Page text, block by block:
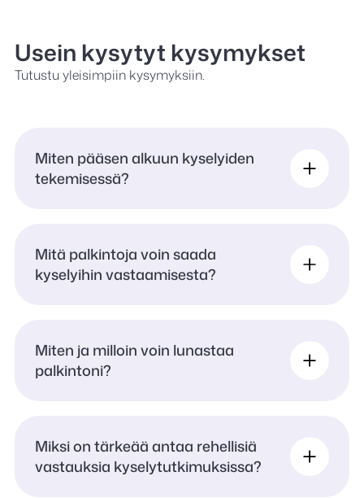
Usein kysytyt kysymykset
Tutustu yleisimpiin kysymyksiin.
Miten pääsen alkuun kyselyiden
tekemisessä?
Mitä palkintoja voin saada
kyselyihin vastaamisesta?
Miten ja milloin voin lunastaa
palkintoni?
Miksi on tärkeää antaa rehellisiä
vastauksia kyselytutkimuksissa?